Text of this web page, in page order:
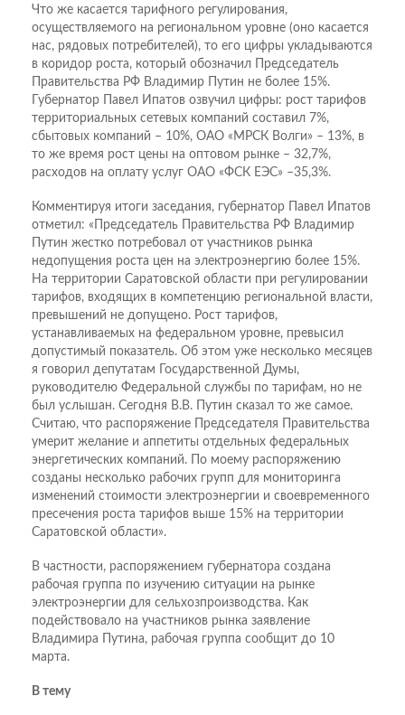
Что же касается тарифного регулирования,
осуществляемого на региональном уровне (оно касается
нас, рядовых потребителей), то его цифры укладываются
в коридор роста, который обозначил Председатель
Правительства РФ Владимир Путин не более 15%.
Губернатор Павел Ипатов озвучил цифры: рост тарифов
территориальных сетевых компаний составил 7%,
сбытовых компаний – 10%, ОАО «МРСК Волги» – 13%, в
то же время рост цены на оптовом рынке – 32,7%,
расходов на оплату услуг ОАО «ФСК ЕЭС» –35,3%.
Комментируя итоги заседания, губернатор Павел Ипатов
отметил: «Председатель Правительства РФ Владимир
Путин жестко потребовал от участников рынка
недопущения роста цен на электроэнергию более 15%.
На территории Саратовской области при регулировании
тарифов, входящих в компетенцию региональной власти,
превышений не допущено. Рост тарифов,
устанавливаемых на федеральном уровне, превысил
допустимый показатель. Об этом уже несколько месяцев
я говорил депутатам Государственной Думы,
руководителю Федеральной службы по тарифам, но не
был услышан. Сегодня В.В. Путин сказал то же самое.
Считаю, что распоряжение Председателя Правительства
умерит желание и аппетиты отдельных федеральных
энергетических компаний. По моему распоряжению
созданы несколько рабочих групп для мониторинга
изменений стоимости электроэнергии и своевременного
пресечения роста тарифов выше 15% на территории
Саратовской области».
В частности, распоряжением губернатора создана
рабочая группа по изучению ситуации на рынке
электроэнергии для сельхозпроизводства. Как
подействовало на участников рынка заявление
Владимира Путина, рабочая группа сообщит до 10
марта.
В тему